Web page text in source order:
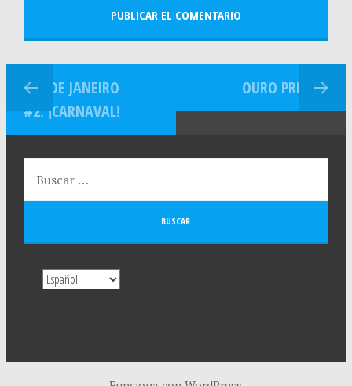
RÍO DE JANEIRO
#2: ¡CARNAVAL!
OURO PRETO